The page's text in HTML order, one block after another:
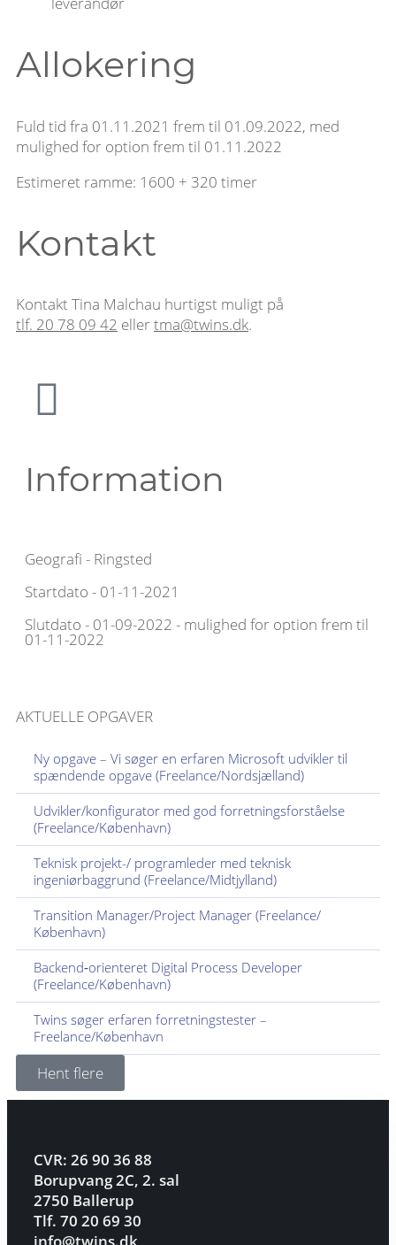
Allokering
Fuld tid fra 01.11.2021 frem til 01.09.2022, med
mulighed for option frem til 01.11.2022
Estimeret ramme: 1600 + 320 timer
Kontakt
Kontakt Tina Malchau hurtigst muligt på
tlf. 20 78 09 42 ellertma@twins.dk.
Information
Geografi - Ringsted
Startdato - 01-11-2021
Slutdato - 01-09-2022 - mulighed for option frem til
01-11-2022
AKTUELLE OPGAVER
Ny opgave – Vi søger en erfaren Microsoft udvikler til
spændende opgave (Freelance/Nordsjælland)
Udvikler/konfigurator med god forretningsforståelse
(Freelance/København)
Teknisk projekt-/ programleder med teknisk
ingeniørbaggrund (Freelance/Midtjylland)
Transition Manager/Project Manager (Freelance/
København)
Backend‑orienteret Digital Process Developer
(Freelance/København)
Twins søger erfaren forretningstester –
Freelance/København
Hent flere
CVR: 26 90 36 88
Borupvang 2C, 2. sal
2750 Ballerup
Tlf. 70 20 69 30
info@twins.dk